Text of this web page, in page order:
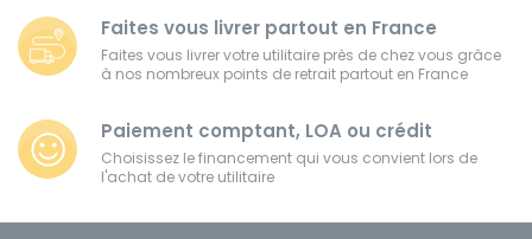
Faites vous livrer partout en France
Faites vous livrer votre utilitaire près de chez vous grâce
à nos nombreux points de retrait partout en France
Paiement comptant, LOA ou crédit
Choisissez le financement qui vous convient lors de
l'achat de votre utilitaire